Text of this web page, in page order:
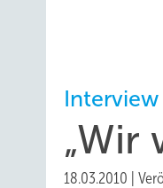
„Wir
18.03.2010